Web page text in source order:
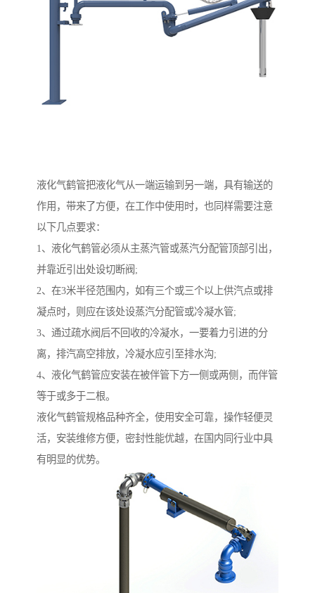
液化气鹤管把液化气从一端运输到另一端，具有输送的
作用，带来了方便，在工作中使用时，也同样需要注意
以下几点要求：
1、液化气鹤管必须从主蒸汽管或蒸汽分配管顶部引出，
并靠近引出处设切断阀;
2、在3米半径范围内，如有三个或三个以上供汽点或排
凝点时，则应在该处设蒸汽分配管或冷凝水管;
3、通过疏水阀后不回收的冷凝水，一要着力引进的分
离，排汽高空排放，冷凝水应引至排水沟;
4、液化气鹤管应安装在被伴管下方一侧或两侧，而伴管
等于或多于二根。
液化气鹤管规格品种齐全，使用安全可靠，操作轻便灵
活，安装维修方便，密封性能优越，在国内同行业中具
有明显的优势。